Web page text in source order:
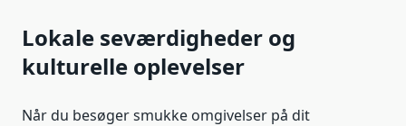
Lokale seværdigheder og
kulturelle oplevelser
Når du besøger smukke omgivelser på dit